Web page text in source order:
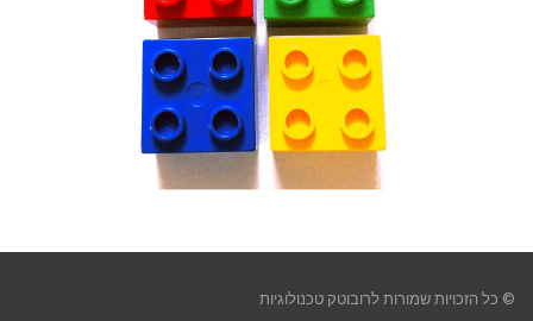
© כל הזכויות שמורות לרובוטק טכנולוגיות